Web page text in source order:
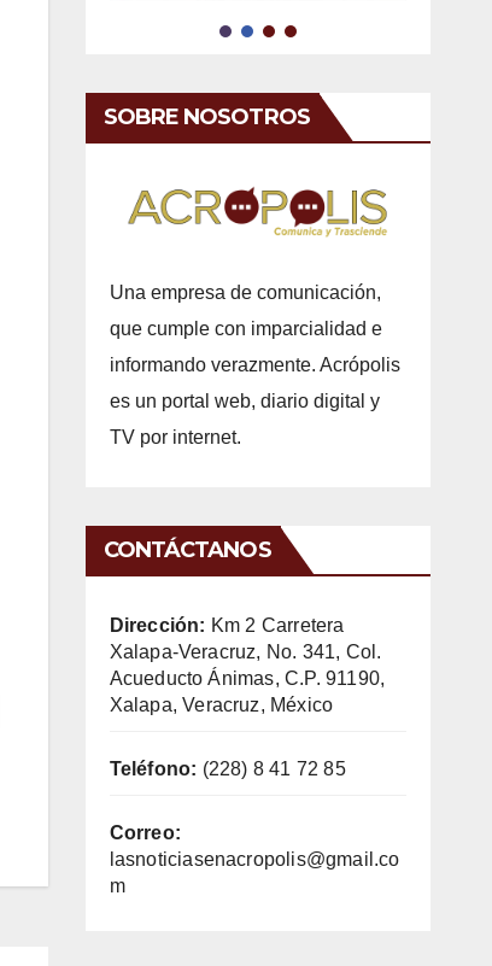
SOBRE NOSOTROS
Una empresa de comunicación,
que cumple con imparcialidad e
informando verazmente. Acrópolis
es un portal web, diario digital y
TV por internet.
CONTÁCTANOS
Dirección: Km 2 Carretera
Xalapa-Veracruz, No. 341, Col.
Acueducto Ánimas, C.P. 91190,
Xalapa, Veracruz, México
Teléfono: (228) 8 41 72 85
Correo:
lasnoticiasenacropolis@gmail.co
m